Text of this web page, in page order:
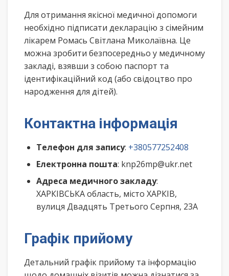
Для отримання якісної медичної допомоги
необхідно підписати декларацію з сімейним
лікарем Ромась Світлана Миколаївна. Це
можна зробити безпосередньо у медичному
закладі, взявши з собою паспорт та
ідентифікаційний код (або свідоцтво про
народження для дітей).
Контактна інформація
Телефон для запису: +380577252408
Електронна пошта: knp26mp@ukr.net
Адреса медичного закладу:
ХАРКІВСЬКА область, місто ХАРКІВ,
вулиця Двадцять Третього Серпня, 23А
Графік прийому
Детальний графік прийому та інформацію